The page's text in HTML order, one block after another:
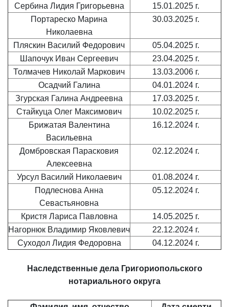
Сербина Лидия Григорьевна
15.01.2025 г.
Портареско Марина
Николаевна
30.03.2025 г.
Пляскин Василий Федорович
05.04.2025 г.
Шапочук Иван Сергеевич
23.04.2025 г.
Толмачев Николай Маркович
13.03.2006 г.
Осадчий Галина
04.01.2024 г.
Згурская Галина Андреевна
17.03.2025 г.
Стайкуца Олег Максимович
10.02.2025 г.
Брижатая Валентина
Васильевна
16.12.2024 г.
Домбровская Парасковия
Алексеевна
02.12.2024 г.
Урсул Василий Николаевич
01.08.2024 г.
Подлеснова Анна
Севастьяновна
05.12.2024 г.
Кристя Лариса Павловна
14.05.2025 г.
Нагорнюк Владимир Яковлевич
22.12.2024 г.
Суходол Лидия Федоровна
04.12.2024 г.
Наследственные дела Григориопольского
нотариального округа